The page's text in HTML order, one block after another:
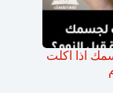
اذا اكلت